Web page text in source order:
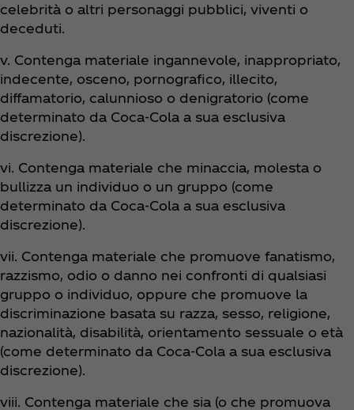
celebrità o altri personaggi pubblici, viventi o
deceduti.
v. Contenga materiale ingannevole, inappropriato,
indecente, osceno, pornografico, illecito,
diffamatorio, calunnioso o denigratorio (come
determinato da Coca‑Cola a sua esclusiva
discrezione).
vi. Contenga materiale che minaccia, molesta o
bullizza un individuo o un gruppo (come
determinato da Coca‑Cola a sua esclusiva
discrezione).
vii. Contenga materiale che promuove fanatismo,
razzismo, odio o danno nei confronti di qualsiasi
gruppo o individuo, oppure che promuove la
discriminazione basata su razza, sesso, religione,
nazionalità, disabilità, orientamento sessuale o età
(come determinato da Coca‑Cola a sua esclusiva
discrezione).
viii. Contenga materiale che sia (o che promuova